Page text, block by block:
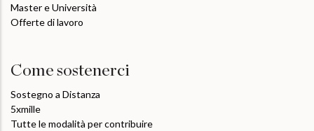
Master e Università
Offerte di lavoro
Come sostenerci
Sostegno a Distanza
5xmille
Tutte le modalità per contribuire